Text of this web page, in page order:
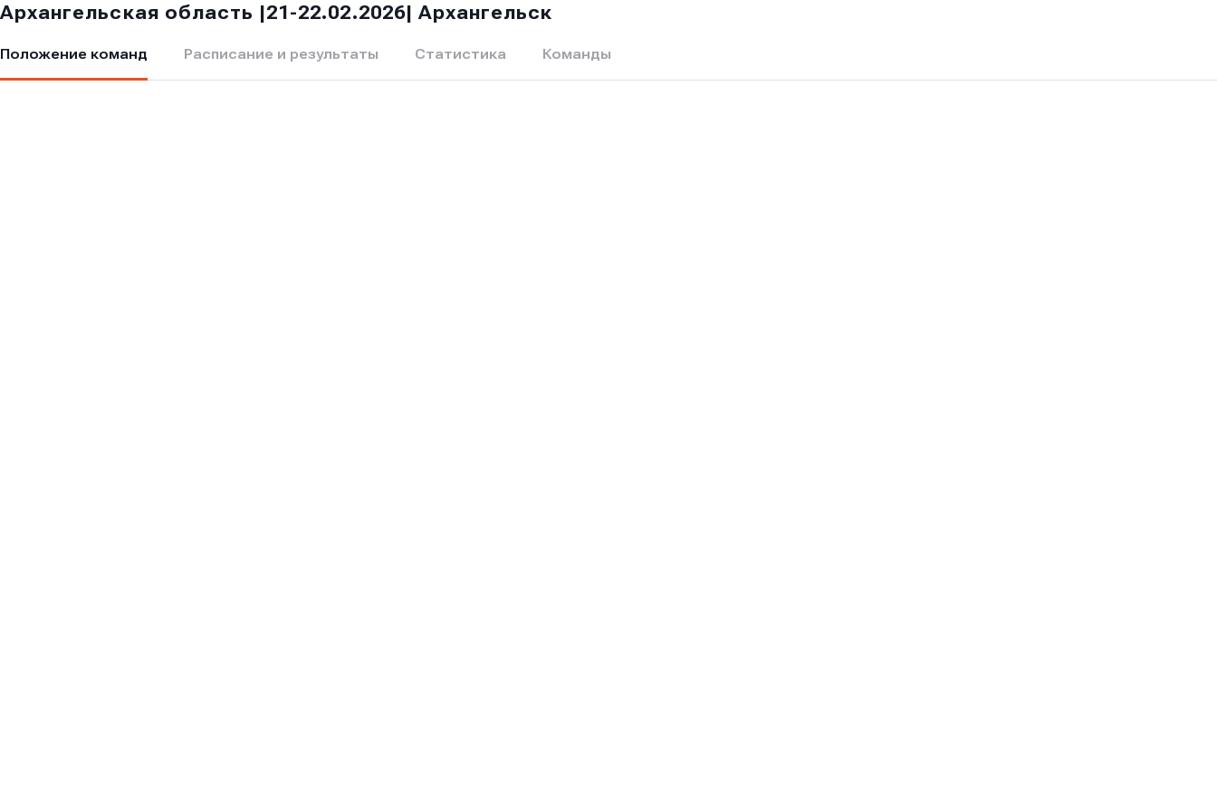
Архангельская область |21-22.02.2026| Архангельск
Положение команд Расписание и результаты Статистика Команды